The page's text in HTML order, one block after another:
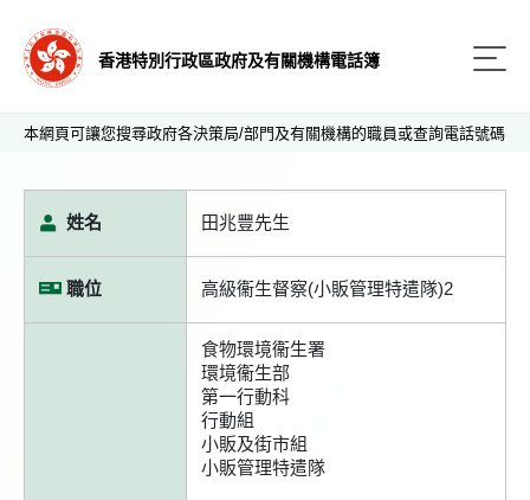
香港特別行政區政府及有關機構電話簿
本網頁可讓您搜尋政府各決策局/部門及有關機構的職員或查詢電話號碼
姓名 田兆豐先生
職位 高級衞生督察(小販管理特遣隊)2
食物環境衞生署
環境衞生部
第一行動科
行動組
小販及街市組
小販管理特遣隊